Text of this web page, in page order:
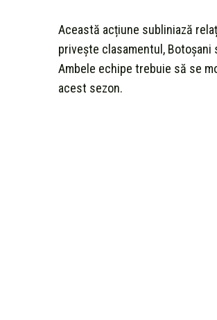
Această acțiune subliniază
privește clasamentul, Botoșani
Ambele echipe trebuie să se
acest sezon.